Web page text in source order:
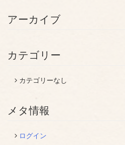
ョ
アーカイブ
カテゴリー
カテゴリーなし
メタ情報
ログイン